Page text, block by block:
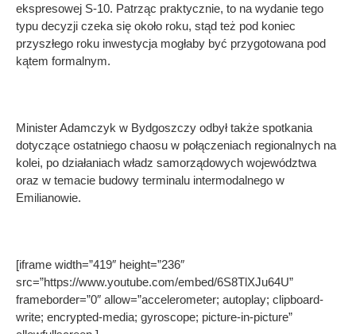
ekspresowej S-10. Patrząc praktycznie, to na wydanie tego
typu decyzji czeka się około roku, stąd też pod koniec
przyszłego roku inwestycja mogłaby być przygotowana pod
kątem formalnym.
Minister Adamczyk w Bydgoszczy odbył także spotkania
dotyczące ostatniego chaosu w połączeniach regionalnych na
kolei, po działaniach władz samorządowych województwa
oraz w temacie budowy terminalu intermodalnego w
Emilianowie.
[iframe width=”419″ height=”236″
src=”https://www.youtube.com/embed/6S8TlXJu64U”
frameborder=”0″ allow=”accelerometer; autoplay; clipboard-
write; encrypted-media; gyroscope; picture-in-picture”